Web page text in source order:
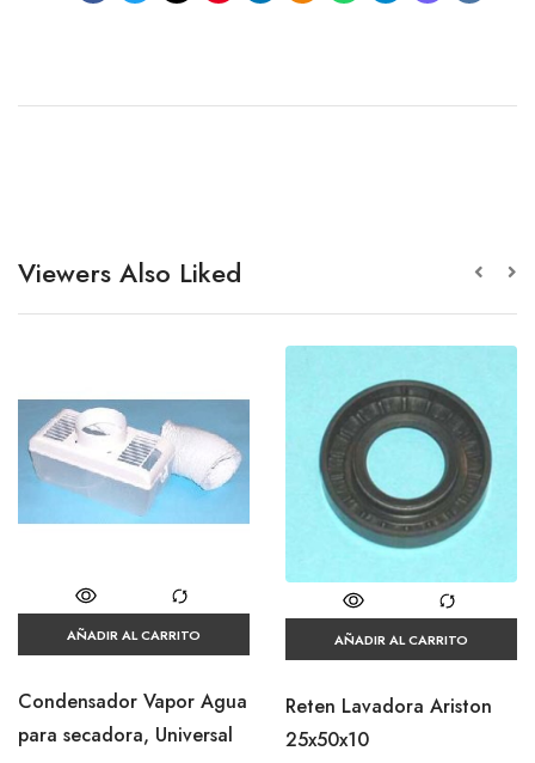
Viewers Also Liked
AÑADIR AL CARRITO
Condensador Vapor Agua
para secadora, Universal
AÑADIR AL CARRITO
Reten Lavadora Ariston
25x50x10